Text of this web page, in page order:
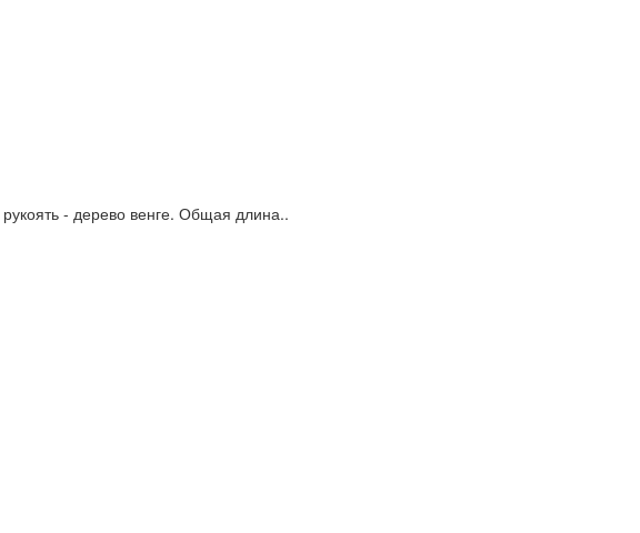
- дерево венге. Общая длина..